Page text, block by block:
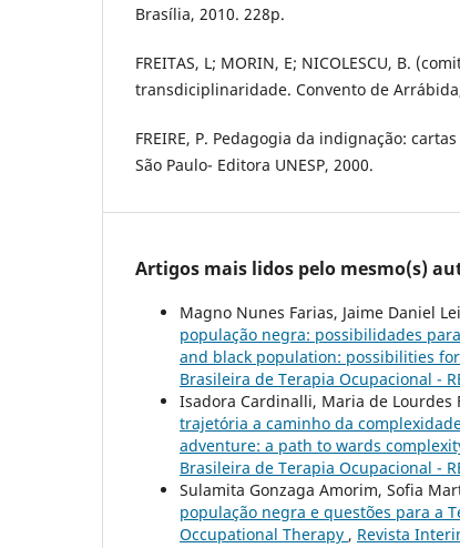
Brasília, 2010. 228p.
FREITAS, L; MORIN, E; NICOLESCU, B.
transdiciplinaridade. Convento de
FREIRE, P. Pedagogia da indignação:
São Paulo- Editora UNESP, 2000.
Artigos mais lidos pelo mesmo(s)
Magno Nunes Farias, Jaime Daniel
população negra: possibilidades
and black population: possibilities
Brasileira de Terapia Ocupacional -
Isadora Cardinalli, Maria de Lourdes
trajetória a caminho da
adventure: a path to wards
Brasileira de Terapia Ocupacional -
Sulamita Gonzaga Amorim, Sofia
população negra e questões para a
Occupational Therapy , Revista